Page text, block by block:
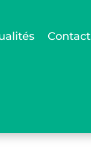
Contact